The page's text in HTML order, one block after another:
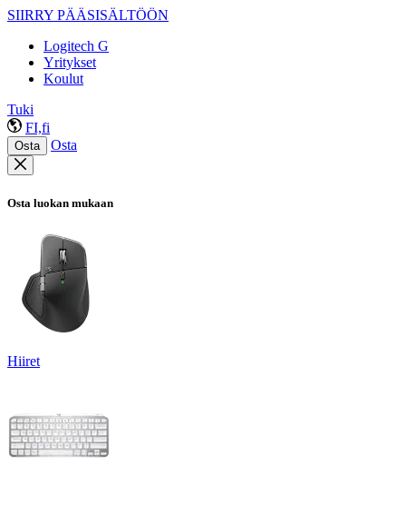
SIIRRY PÄÄSISÄLTÖÖN
Logitech G
Yritykset
Koulut
Tuki
FI,fi
Osta Osta
Osta luokan mukaan
Hiiret